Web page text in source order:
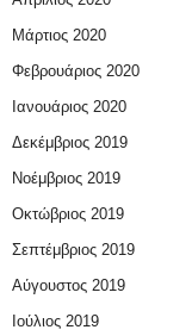
Μάρτιος 2020
Φεβρουάριος 2020
Ιανουάριος 2020
Δεκέμβριος 2019
Νοέμβριος 2019
Οκτώβριος 2019
Σεπτέμβριος 2019
Αύγουστος 2019
Ιούλιος 2019